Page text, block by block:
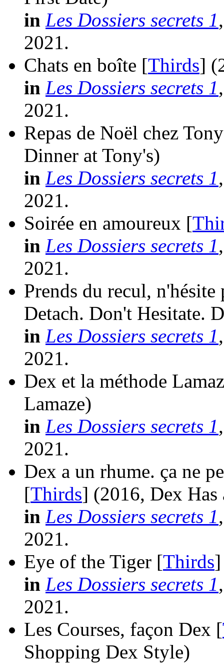
in Les Dossiers secrets 1
2021.
Chats en boîte [Thirds]
in Les Dossiers secrets 1
2021.
Repas de Noël chez
Dinner at Tony's)
in Les Dossiers secrets 1
2021.
Soirée en amoureux [
in Les Dossiers secrets 1
2021.
Prends du recul,
Detach. Don't Hesitate.
in Les Dossiers secrets 1
2021.
Dex et la méthode
Lamaze)
in Les Dossiers secrets 1
2021.
Dex a un rhume. ça ne
[Thirds] (2016, Dex
in Les Dossiers secrets 1
2021.
Eye of the Tiger [Thirds]
in Les Dossiers secrets 1
2021.
Les Courses, façon Dex [
Shopping Dex Style)